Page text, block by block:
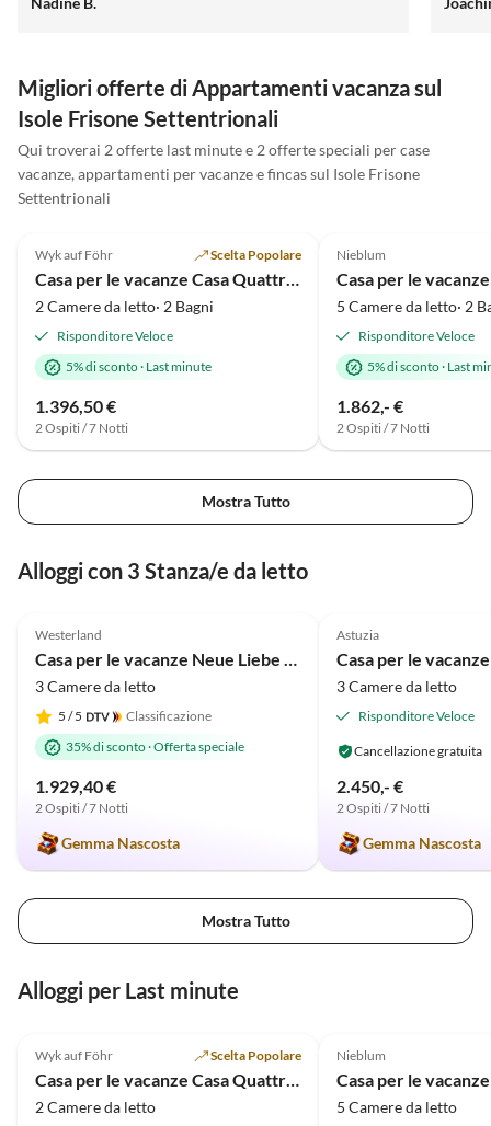
Migliori offerte di Appartamenti vacanza sul
Isole Frisone Settentrionali
Qui troverai 2 offerte last minute e 2 offerte speciali per case
vacanze, appartamenti per vacanze e fincas sul Isole Frisone
Settentrionali
Wyk auf Föhr Scelta Popolare
Casa per le vacanze Casa Quattro Ostriche
2 Camere da letto· 2 Bagni
Risponditore Veloce
5% di sconto· Last minute
1.396,50 €
2 Ospiti / 7 Notti
Nieblum
Casa per le vacanze
5 Camere da letto· 2
Risponditore Veloce
5% di sconto· Last
1.862,- €
2 Ospiti / 7 Notti
Mostra Tutto
Alloggi con 3 Stanza/e da letto
Westerland
Casa per le vacanze Neue Liebe - Süderstr. 18c
3 Camere da letto
5 / 5
Classificazione
35% di sconto·Offerta speciale
1.929,40 €
2 Ospiti / 7 Notti
Gemma Nascosta
Astuzia
3 Camere da letto
Risponditore Veloce
Cancellazione gratuita
2.450,- €
2 Ospiti / 7 Notti
Gemma Nascosta
Mostra Tutto
Alloggi per Last minute
Wyk auf Föhr Scelta Popolare
2 Camere da letto
Nieblum
Casa per le vacanze
5 Camere da letto